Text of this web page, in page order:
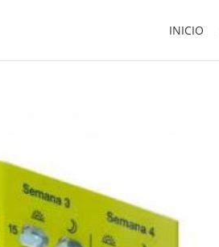
INICIO